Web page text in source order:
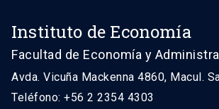
Instituto de Economía
Facultad de Economía y
Avda. Vicuña Mackenna 4860, Macul.
Teléfono: +56 2 2354 4303